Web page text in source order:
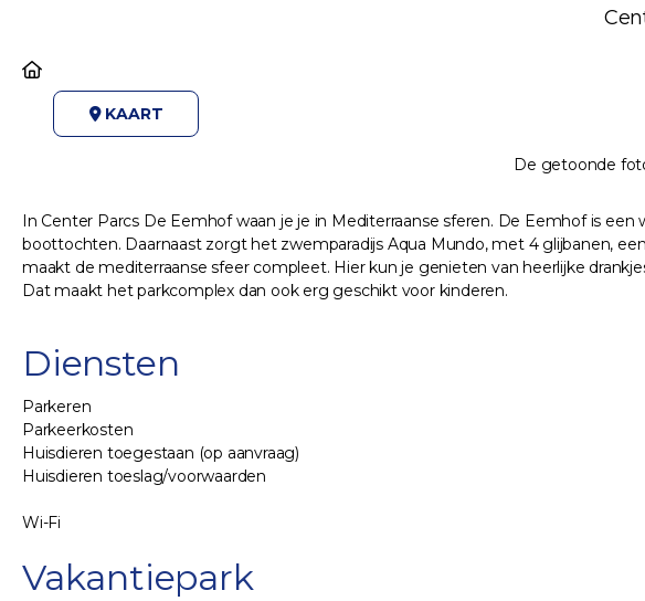
KAART
De getoonde
In Center Parcs De Eemhof waan je je in Mediterraanse sferen. De Eemhof is
boottochten. Daarnaast zorgt het zwemparadijs Aqua Mundo, met 4 glijbanen,
maakt de mediterraanse sfeer compleet. Hier kun je genieten van heerlijke
Dat maakt het parkcomplex dan ook erg geschikt voor kinderen.
Diensten
Parkeren
Parkeerkosten
Huisdieren toegestaan (op aanvraag)
Huisdieren toeslag/voorwaarden
Wi-Fi
Vakantiepark